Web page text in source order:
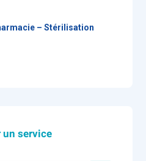
– Stérilisation
un service